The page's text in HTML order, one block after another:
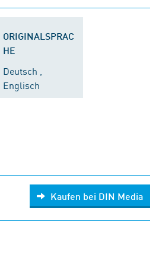
ORIGINALSPRAC
HE
Deutsch ,
Englisch
Kaufen bei DIN Media